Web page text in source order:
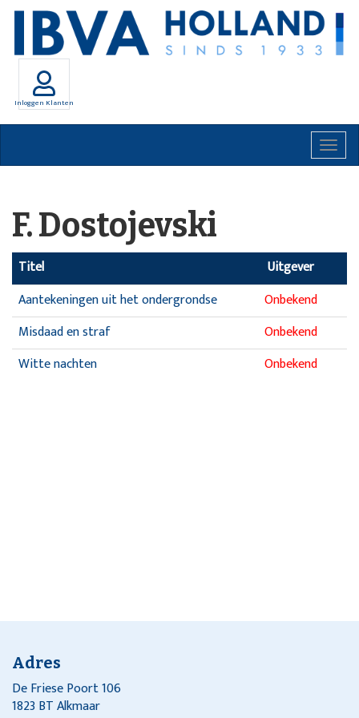
Inloggen Klanten
F. Dostojevski
Titel
Uitgever
Aantekeningen uit het ondergrondse
Onbekend
Misdaad en straf
Onbekend
Witte nachten
Onbekend
Adres
De Friese Poort 106
1823 BT Alkmaar